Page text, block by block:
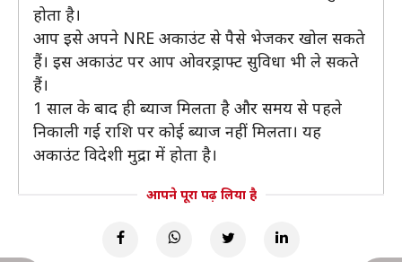
होता है।
आप इसे अपने NRE अकाउंट से पैसे भेजकर खोल सकते
हैं। इस अकाउंट पर आप ओवरड्राफ्ट सुविधा भी ले सकते
हैं।
1 साल के बाद ही ब्याज मिलता है और समय से पहले
निकाली गई राशि पर कोई ब्याज नहीं मिलता। यह
अकाउंट विदेशी मुद्रा में होता है।
आपने पूरा पढ़ लिया है